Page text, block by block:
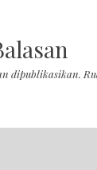
dipublikasikan.